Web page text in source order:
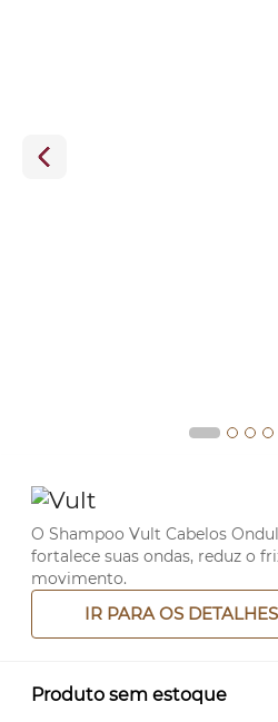
O Shampoo Vult Cabelos
fortalece suas ondas, reduz o
movimento.
IR PARA OS
Produto sem estoque